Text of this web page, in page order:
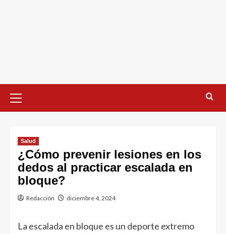
primario
Salud
¿Cómo prevenir lesiones en los
dedos al practicar escalada en
bloque?
Redacción diciembre 4, 2024
La escalada en bloque es un deporte extremo